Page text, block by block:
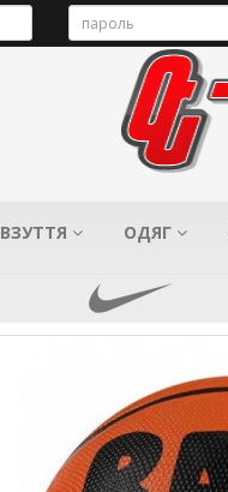
ВЗУТТЯ ОДЯГ